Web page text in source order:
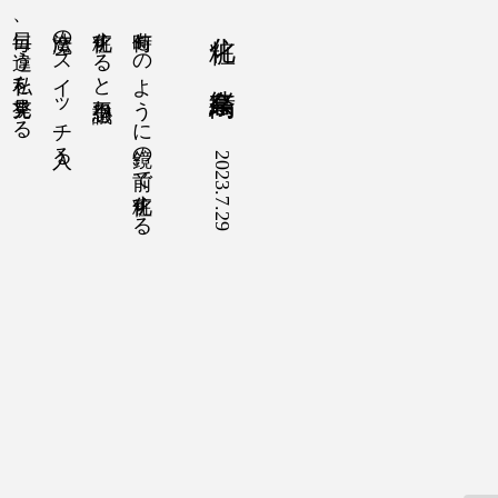
化粧 高鳥奈緒
2023.7.29
何時ものように鏡の前で化粧する
化粧すると不思議ね
魔法のスイッチ入る
毎日、違う私を発見する